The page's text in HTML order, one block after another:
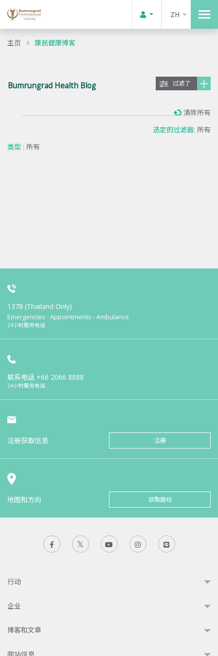
ZH
主页 康民健康博客
Bumrungrad Health Blog 过滤了
选定的过滤器: 所有
类型 : 所有
清除所有
1378 (Thailand Only)
Emergencies - Appointments - Ambulance
24小时服务电话
联系电话 +66 2066 8888
24小时服务电话
注册获取信息 注册
地图和方向 获取路线
行动
企业
博客和文章